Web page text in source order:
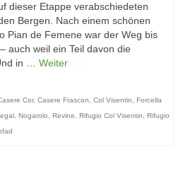
dieser Etappe verabschiedeten
Bergen. Nach einem schönen
Pian de Femene war der Weg bis
auch weil ein Teil davon die
in … Weiter
Cor, Casere Frascon, Col Visentin, Forcella
, Nogarolo, Revine, Rifugio Col Visentin, Rifugio